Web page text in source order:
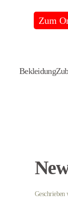
Skip
content
Zum
Bekleidung